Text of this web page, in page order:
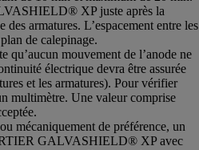
XP juste après la
des armatures. L’espacement entre les
de calepinage.
qu’aucun mouvement de l’anode ne
électrique devra être assurée
et les armatures). Pour vérifier
multimètre. Une valeur comprise
mécaniquement de préférence, un
GALVASHIELD® XP avec